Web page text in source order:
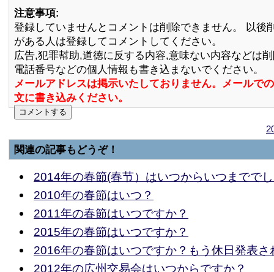
注意事項:
登録していませんとコメントは削除できません。 以後
がある人は登録してコメントしてください。
広告,犯罪幇助,道徳に反する内容,意味ない内容などは
電話番号などの個人情報も書き込まないでください。
メールアドレスは掲示いたしておりません。メールで
文に書き込みください。
関連の記事もどうぞ！
2014年の春節(春节）はいつからいつまでで
2010年の春節はいつ？
2011年の春節はいつですか？
2015年の春節はいつですか？
2016年の春節はいつですか？もう休日発表さ
2012年の広州交易会はいつからですか？